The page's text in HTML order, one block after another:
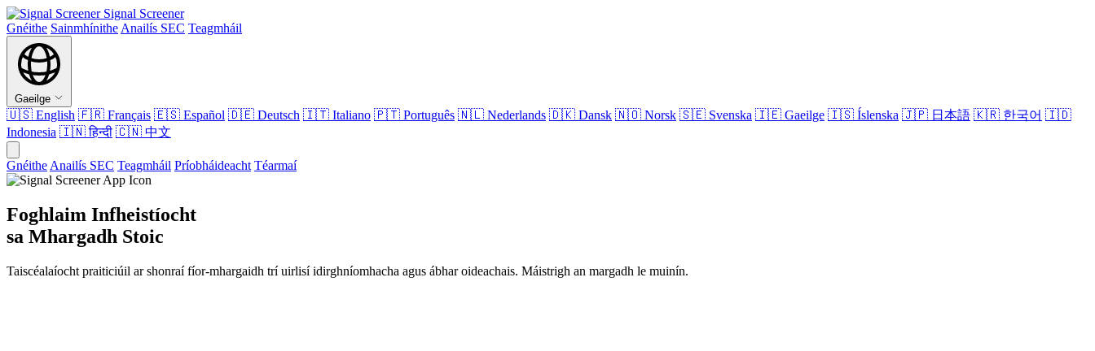
Signal Screener
Gnéithe Sainmhínithe Anailís SEC Teagmháil
Gaeilge
🇺🇸 English 🇫🇷 Français 🇪🇸 Español 🇩🇪 Deutsch 🇮🇹 Italiano 🇵🇹 Português 🇳🇱 Nederlands 🇩🇰 Dansk 🇳🇴 Norsk 🇸🇪 Svenska 🇮🇪 Gaeilge 🇮🇸 Íslenska 🇯🇵 日本語 🇰🇷 한국어 🇮🇩
Indonesia 🇮🇳हिन्दी 🇨🇳 中文
Gnéithe Anailís SEC Teagmháil Príobháideacht Téarmaí
Foghlaim Infheistíocht
sa Mhargadh Stoic
Taiscéalaíocht praiticiúil ar shonraí fíor-mhargaidh trí uirlisí idirghníomhacha agus ábhar oideachais. Máistrigh an margadh le muinín.